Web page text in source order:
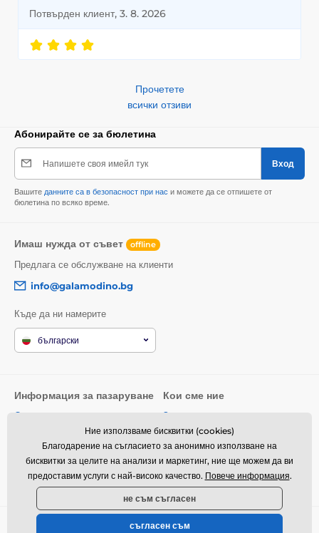
Потвърден клиент, 3. 8. 2026
Прочетете
всички отзиви
Абонирайте се за бюлетина
Напишете своя имейл тук Вход
Вашите данните са в безопасност при нас и можете да се отпишете от
бюлетина по всяко време.
Имаш нужда от съвет offline
Предлага се обслужване на клиенти
info@galamodino.bg
Къде да ни намерите
български
Информация за пазаруване
Общи условия
Връщане на стоки и рекламации
Политика за поверителност
Кои сме ние
За нас
Контактни данни
Партньорство с Galamodino
© 2026 www.galamodino.bg ⦁ Техническо решение
Ние използваме бисквитки (cookies)
Благодарение на съгласието за анонимно използване на
бисквитки за целите на анализи и маркетинг, ние ще можем да ви
предоставим услуги с най-високо качество. Повече информация.
не съм съгласен
съгласен съм